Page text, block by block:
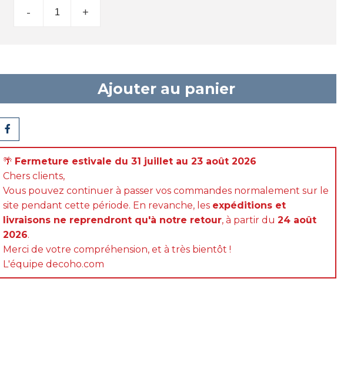
- +
Ajouter au panier
Partager
🌴 Fermeture estivale du 31 juillet au 23 août 2026
Chers clients,
Vous pouvez continuer à passer vos commandes normalement sur le
site pendant cette période. En revanche, les expéditions et
livraisons ne reprendront qu'à notre retour, à partir du 24 août
2026.
Merci de votre compréhension, et à très bientôt !
L'équipe decoho.com